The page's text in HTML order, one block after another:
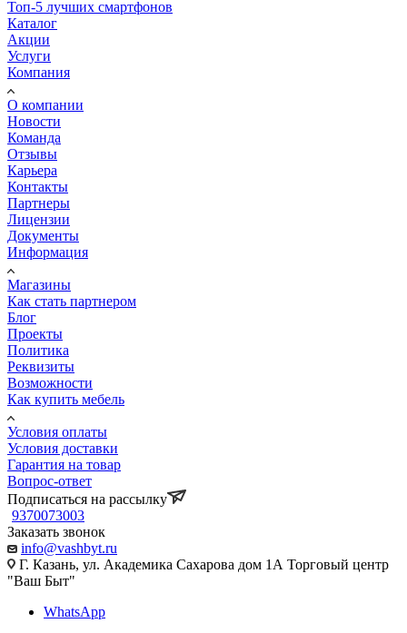
Топ-5 лучших смартфонов
Каталог
Акции
Услуги
Компания
О компании
Новости
Команда
Отзывы
Карьера
Контакты
Партнеры
Лицензии
Документы
Информация
Магазины
Как стать партнером
Блог
Проекты
Политика
Реквизиты
Возможности
Как купить мебель
Условия оплаты
Условия доставки
Гарантия на товар
Вопрос-ответ
Подписаться на рассылку
9370073003
Заказать звонок
info@vashbyt.ru
Г. Казань, ул. Академика Сахарова дом 1А Торговый центр
"Ваш Быт"
WhatsApp